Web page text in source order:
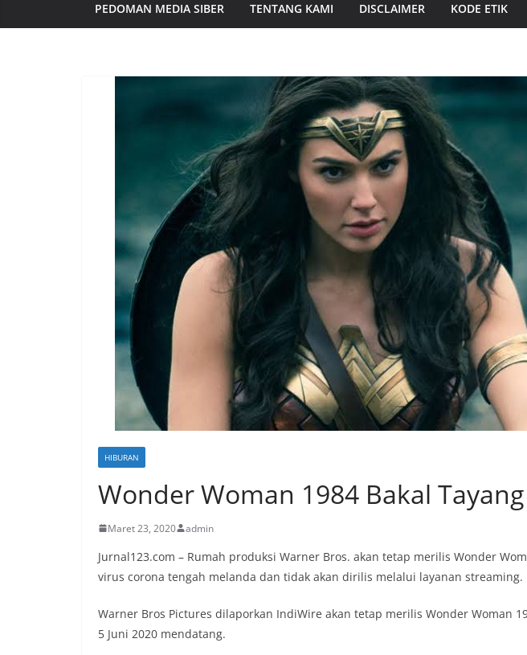
PEDOMAN MEDIA SIBER TENTANG KAMI DISCLAIMER KODE ETIK
HIBURAN
Wonder Woman 1984 Bakal
Maret 23, 2020 admin
Jurnal123.com – Rumah produksi Warner Bros. akan tetap merilis Wonder
virus corona tengah melanda dan tidak akan dirilis melalui layanan streaming.
Warner Bros Pictures dilaporkan IndiWire akan tetap merilis Wonder Woman
5 Juni 2020 mendatang.